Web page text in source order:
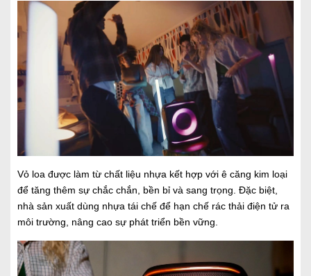
Vỏ loa được làm từ chất liệu nhựa kết hợp với ê căng kim loại
để tăng thêm sự chắc chắn, bền bỉ và sang trọng. Đặc biệt,
nhà sản xuất dùng nhựa tái chế để hạn chế rác thải điện tử ra
môi trường, nâng cao sự phát triển bền vững.